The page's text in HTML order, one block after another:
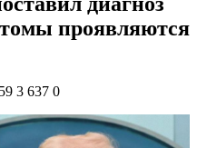
проявляются
3 637 0